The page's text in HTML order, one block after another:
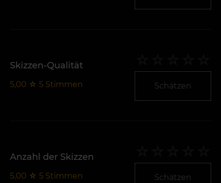
Skizzen-Qualität
5,00 ☆ 5 Stimmen Schätzen
Anzahl der Skizzen
5,00 ☆ 5 Stimmen Schätzen